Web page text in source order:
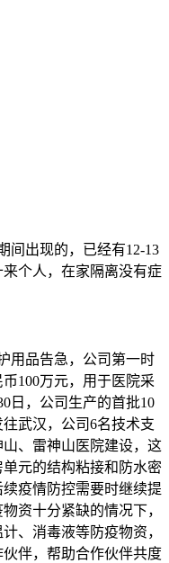
间出现的，已经有12-13
个人，在家隔离没有症
用品告急，公司第一时
100万元，用于医院采
日，公司生产的首批10
武汉，公司6名技术支
、雷神山医院建设，这
元的结构粘接和防水密
疫情防控需要时继续提
资十分紧缺的情况下，
、消毒液等防疫物资，
伴，帮助合作伙伴共度